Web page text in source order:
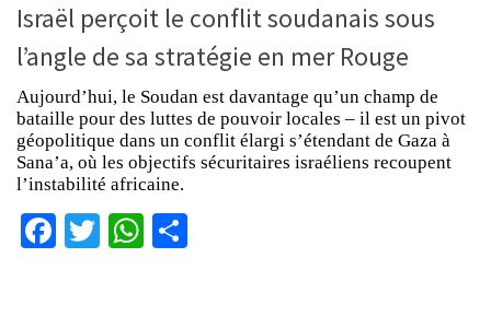
Israël perçoit le conflit soudanais sous
l’angle de sa stratégie en mer Rouge
Aujourd’hui, le Soudan est davantage qu’un champ de
bataille pour des luttes de pouvoir locales – il est un pivot
géopolitique dans un conflit élargi s’étendant de Gaza à
Sana’a, où les objectifs sécuritaires israéliens recoupent
l’instabilité africaine.
Facebook
TwitterWhatsApp